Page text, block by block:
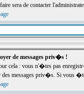
sera de contacter
de messages priv�s !
cela : vous n'�tes pas
messages priv�s. Si vous